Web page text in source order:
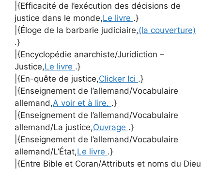
|{Efficacité de l’exécution des décisions de
justice dans le monde,Le livre .}
|{Éloge de la barbarie judiciaire,(la couverture)
.}
|{Encyclopédie anarchiste/Juridiction –
Justice,Le livre .}
|{En-quête de justice,Clicker Ici .}
|{Enseignement de l’allemand/Vocabulaire
allemand,A voir et à lire. .}
|{Enseignement de l’allemand/Vocabulaire
allemand/La justice,Ouvrage .}
|{Enseignement de l’allemand/Vocabulaire
allemand/L’État,Le livre .}
|{Entre Bible et Coran/Attributs et noms du Dieu